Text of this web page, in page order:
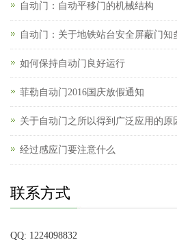
自动门：自动平移门的机械结构
自动门：关于地铁站台安全屏蔽门知
如何保持自动门良好运行
菲勒自动门2016国庆放假通知
关于自动门之所以得到广泛应用的原
经过感应门要注意什么
联系方式
QQ: 1224098832